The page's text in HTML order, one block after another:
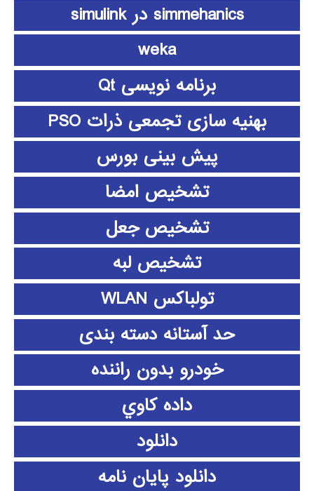
simmehanics در simulink
weka
برنامه نویسی Qt
بهنیه سازی تجمعی ذرات PSO
پیش بینی بورس
تشخیص امضا
تشخیص جعل
تشخیص لبه
تولباکس WLAN
حد آستانه دسته بندی
خودرو بدون راننده
داده كاوي
دانلود
دانلود پايان نامه